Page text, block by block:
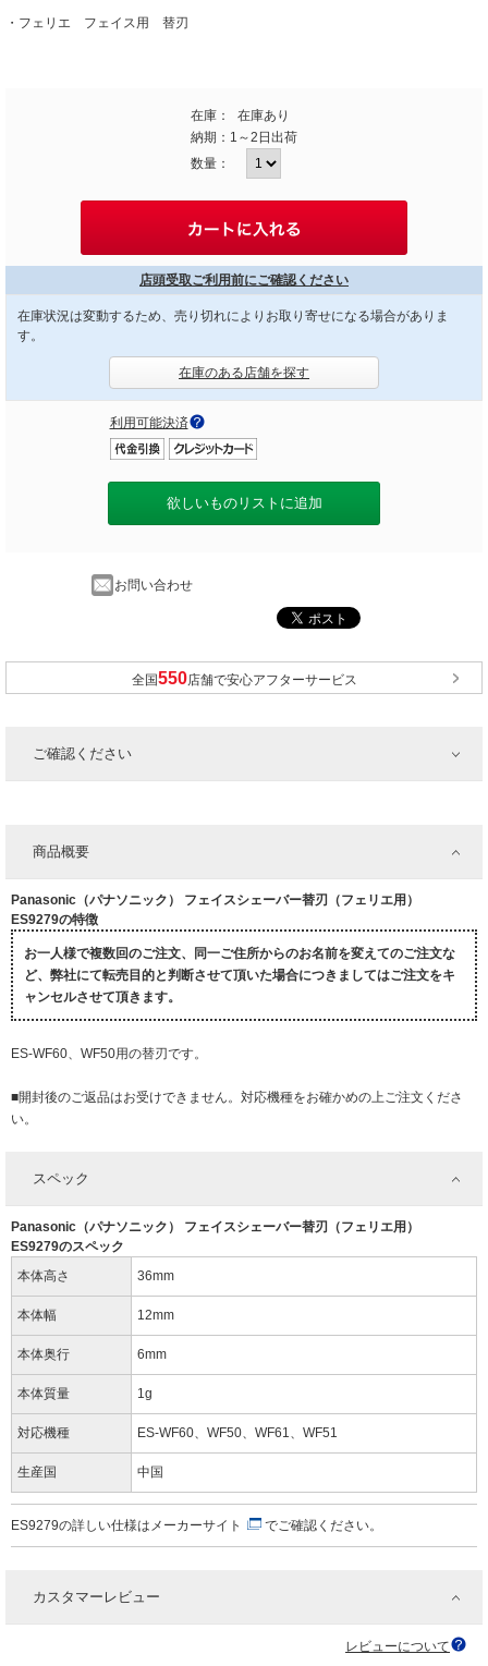
・フェリエ フェイス用 替刃
在庫：
在庫あり
納期： 1～2日出荷
数量：
店頭受取ご利用前にご確認ください
在庫状況は変動するため、売り切れによりお取り寄せになる場合がありま
す。
在庫のある店舗を探す
利用可能決済
欲しいものリストに追加
お問い合わせ
全国 店舗で安心アフターサービス
ご確認ください
商品概要
Panasonic（パナソニック） フェイスシェーバー替刃（フェリエ用）
ES9279の特徴
お一人様で複数回のご注文、同一ご住所からのお名前を変えてのご注文な
ど、弊社にて転売目的と判断させて頂いた場合につきましてはご注文をキ
ャンセルさせて頂きます。
ES-WF60、WF50用の替刃です。
■開封後のご返品はお受けできません。対応機種をお確かめの上ご注文くださ
い。
スペック
Panasonic（パナソニック） フェイスシェーバー替刃（フェリエ用）
ES9279のスペック
本体高さ
36mm
本体幅 12mm
本体奥行 6mm
本体質量 1g
対応機種 ES-WF60、WF50、WF61、WF51
生産国 中国
ES9279の詳しい仕様は メーカーサイト でご確認ください。
カスタマーレビュー
レビューについて